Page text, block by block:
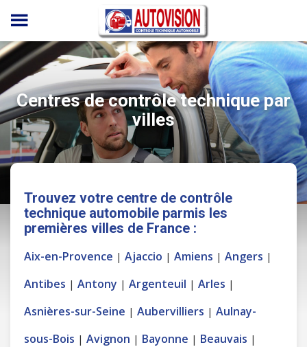
Panneau de gestion des cookies
Centres de contrôle technique par
villes
Trouvez votre centre de contrôle
technique automobile parmis les
premières villes de France :
Aix-en-Provence | Ajaccio | Amiens | Angers |
Antibes | Antony | Argenteuil | Arles |
Asnières-sur-Seine | Aubervilliers | Aulnay-
sous-Bois | Avignon | Bayonne | Beauvais |